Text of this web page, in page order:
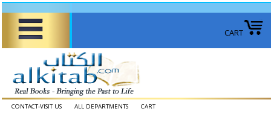
CART
CONTACT-VISIT US ALL DEPARTMENTS CART